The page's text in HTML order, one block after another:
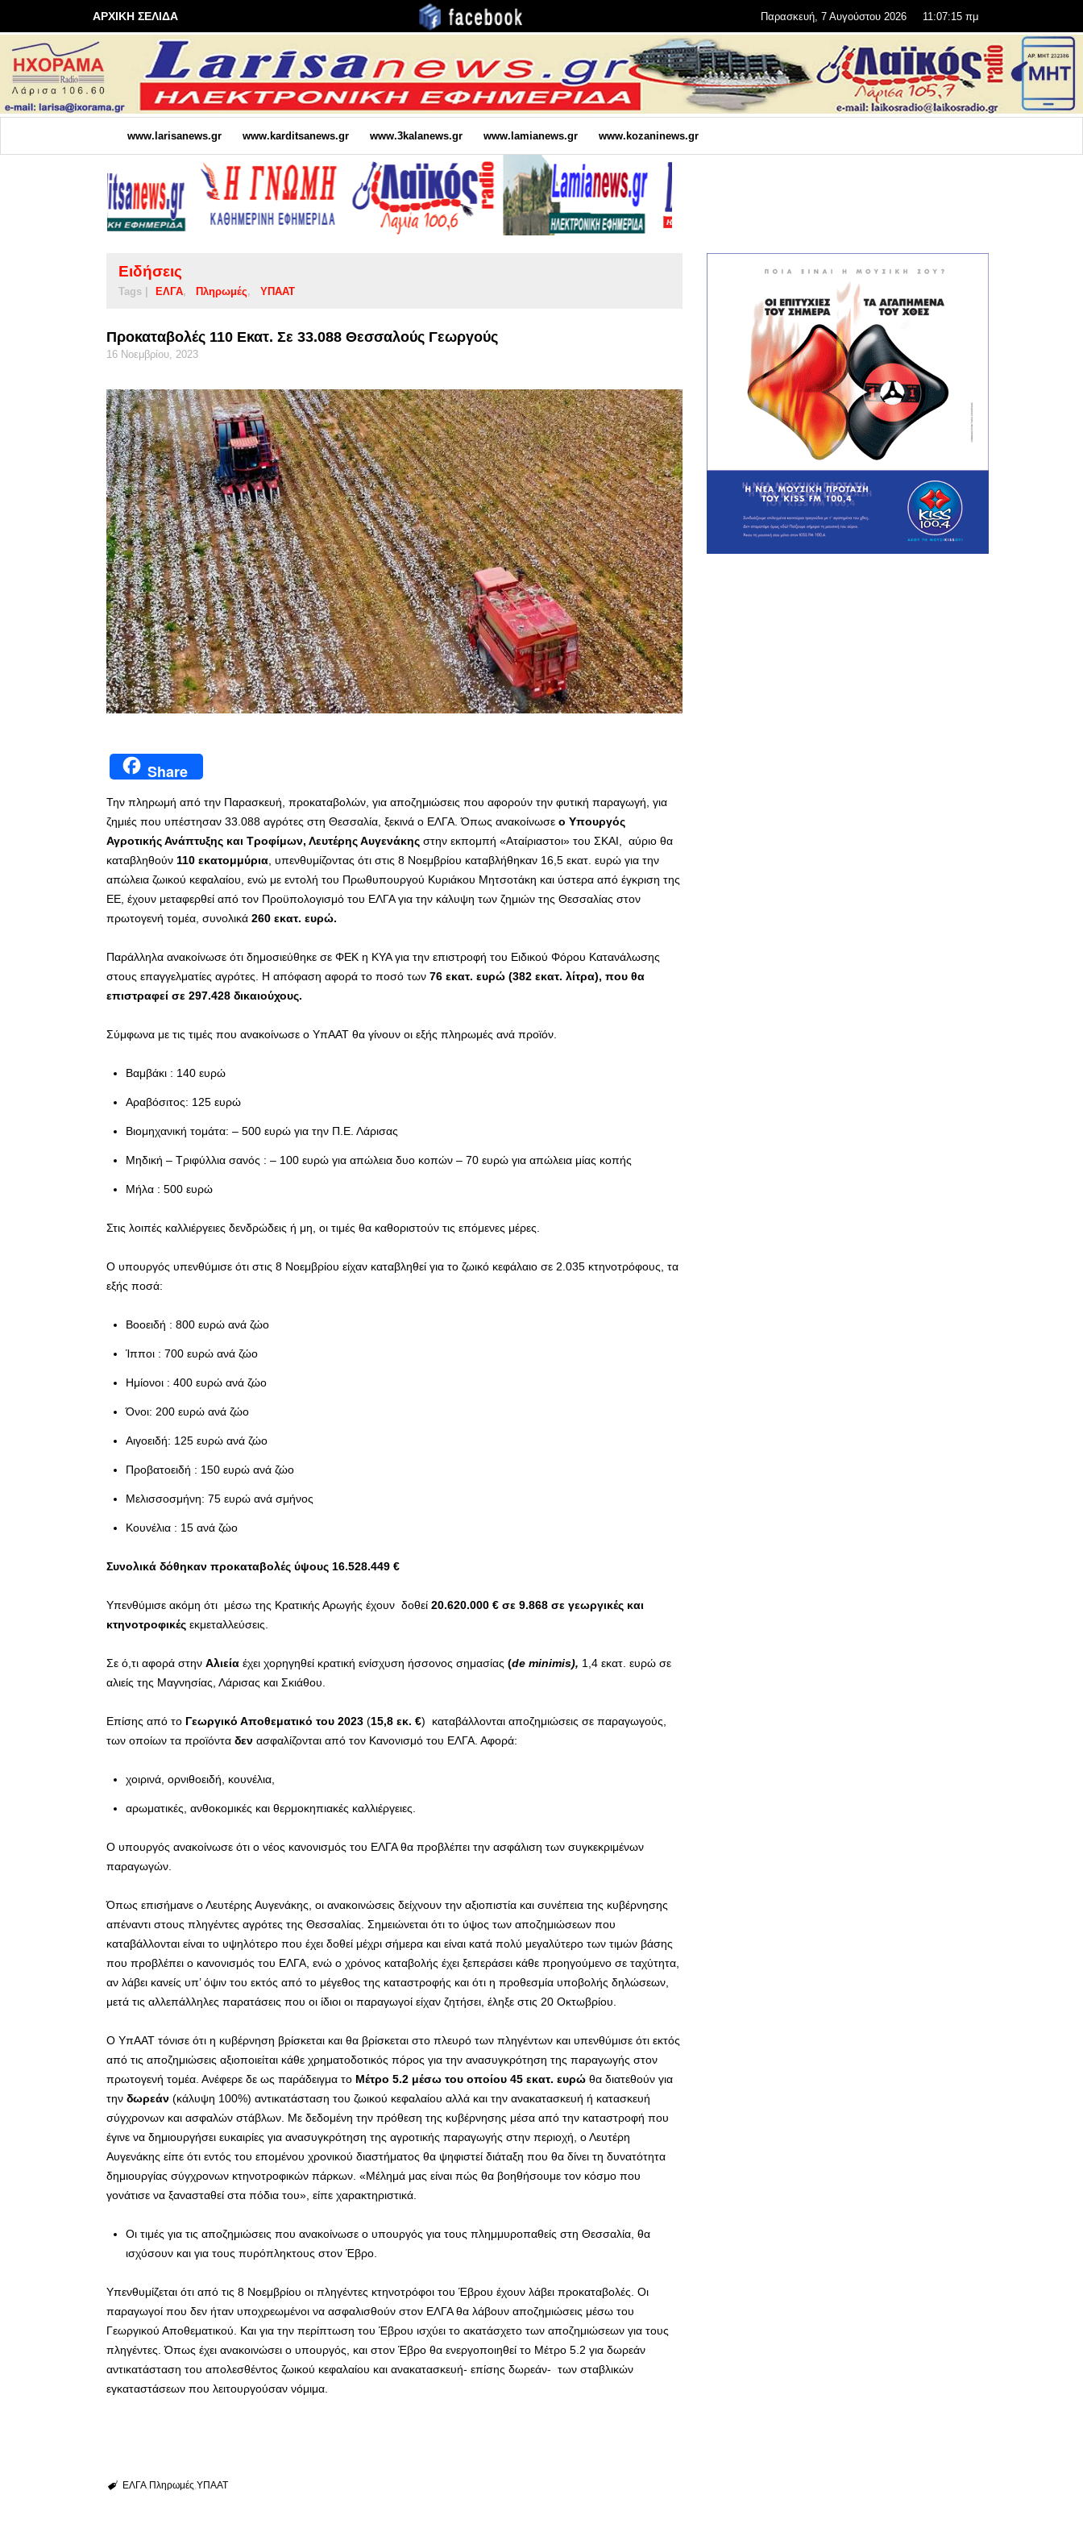
ΑΡΧΙΚΗ ΣΕΛΙΔΑ Παρασκευή, 7 Αυγούστου 2026 11:07:16 πμ
www.larisanews.gr www.karditsanews.gr www.3kalanews.gr www.lamianews.gr www.kozaninews.gr
Ειδήσεις
Tags | ΕΛΓΑ Πληρωμές ΥΠΑΑΤ
Προκαταβολές 110 Εκατ. Σε 33.088 Θεσσαλούς Γεωργούς
16 Νοεμβρίου, 2023
Share
Την πληρωμή από την Παρασκευή, προκαταβολών, για αποζημιώσεις που αφορούν την φυτική παραγωγή, για
ζημιές που υπέστησαν 33.088 αγρότες στη Θεσσαλία, ξεκινά ο ΕΛΓΑ. Όπως ανακοίνωσε ο Υπουργός
Αγροτικής Ανάπτυξης και Τροφίμων, Λευτέρης Αυγενάκης στην εκπομπή «Αταίριαστοι» του ΣΚΑΙ, αύριο θα
καταβληθούν 110 εκατομμύρια , υπενθυμίζοντας ότι στις 8 Νοεμβρίου καταβλήθηκαν 16,5 εκατ. ευρώ για την
απώλεια ζωικού κεφαλαίου, ενώ με εντολή του Πρωθυπουργού Κυριάκου Μητσοτάκη και ύστερα από έγκριση της
ΕΕ, έχουν μεταφερθεί από τον Προϋπολογισμό του ΕΛΓΑ για την κάλυψη των ζημιών της Θεσσαλίας στον
πρωτογενή τομέα, συνολικά 260 εκατ. ευρώ.
Παράλληλα ανακοίνωσε ότι δημοσιεύθηκε σε ΦΕΚ η ΚΥΑ για την επιστροφή του Ειδικού Φόρου Κατανάλωσης
στους επαγγελματίες αγρότες. Η απόφαση αφορά το ποσό των 76 εκατ. ευρώ (382 εκατ. λίτρα), που θα
επιστραφεί σε 297.428 δικαιούχους.
Σύμφωνα με τις τιμές που ανακοίνωσε ο ΥπΑΑΤ θα γίνουν οι εξής πληρωμές ανά προϊόν.
Βαμβάκι : 140 ευρώ
Αραβόσιτος: 125 ευρώ
Βιομηχανική τομάτα: – 500 ευρώ για την Π.Ε. Λάρισας
Μηδική – Τριφύλλια σανός : – 100 ευρώ για απώλεια δυο κοπών – 70 ευρώ για απώλεια μίας κοπής
Μήλα : 500 ευρώ
Στις λοιπές καλλιέργειες δενδρώδεις ή μη, οι τιμές θα καθοριστούν τις επόμενες μέρες.
Ο υπουργός υπενθύμισε ότι στις 8 Νοεμβρίου είχαν καταβληθεί για το ζωικό κεφάλαιο σε 2.035 κτηνοτρόφους, τα
εξής ποσά:
Βοοειδή : 800 ευρώ ανά ζώο
Ίπποι : 700 ευρώ ανά ζώο
Ημίονοι : 400 ευρώ ανά ζώο
Όνοι: 200 ευρώ ανά ζώο
Αιγοειδή: 125 ευρώ ανά ζώο
Προβατοειδή : 150 ευρώ ανά ζώο
Μελισσοσμήνη: 75 ευρώ ανά σμήνος
Κουνέλια : 15 ανά ζώο
Συνολικά δόθηκαν προκαταβολές ύψους 16.528.449 €
Υπενθύμισε ακόμη ότι μέσω της Κρατικής Αρωγής έχουν δοθεί 20.620.000 € σε 9.868 σε γεωργικές και
κτηνοτροφικές εκμεταλλεύσεις.
Σε ό,τι αφορά στην Αλιεία έχει χορηγηθεί κρατική ενίσχυση ήσσονος σημασίας (de minimis), 1,4 εκατ. ευρώ σε
αλιείς της Μαγνησίας, Λάρισας και Σκιάθου.
Επίσης από το Γεωργικό Αποθεματικό του 2023 (15,8 εκ. €) καταβάλλονται αποζημιώσεις σε παραγωγούς,
των οποίων τα προϊόντα δεν ασφαλίζονται από τον Κανονισμό του ΕΛΓΑ. Αφορά:
χοιρινά, ορνιθοειδή, κουνέλια,
αρωματικές, ανθοκομικές και θερμοκηπιακές καλλιέργειες.
Ο υπουργός ανακοίνωσε ότι ο νέος κανονισμός του ΕΛΓΑ θα προβλέπει την ασφάλιση των συγκεκριμένων
παραγωγών.
Όπως επισήμανε ο Λευτέρης Αυγενάκης, οι ανακοινώσεις δείχνουν την αξιοπιστία και συνέπεια της κυβέρνησης
απέναντι στους πληγέντες αγρότες της Θεσσαλίας. Σημειώνεται ότι το ύψος των αποζημιώσεων που
καταβάλλονται είναι το υψηλότερο που έχει δοθεί μέχρι σήμερα και είναι κατά πολύ μεγαλύτερο των τιμών βάσης
που προβλέπει ο κανονισμός του ΕΛΓΑ, ενώ ο χρόνος καταβολής έχει ξεπεράσει κάθε προηγούμενο σε ταχύτητα,
αν λάβει κανείς υπ’ όψιν του εκτός από το μέγεθος της καταστροφής και ότι η προθεσμία υποβολής δηλώσεων,
μετά τις αλλεπάλληλες παρατάσεις που οι ίδιοι οι παραγωγοί είχαν ζητήσει, έληξε στις 20 Οκτωβρίου.
Ο ΥπΑΑΤ τόνισε ότι η κυβέρνηση βρίσκεται και θα βρίσκεται στο πλευρό των πληγέντων και υπενθύμισε ότι εκτός
από τις αποζημιώσεις αξιοποιείται κάθε χρηματοδοτικός πόρος για την ανασυγκρότηση της παραγωγής στον
πρωτογενή τομέα. Ανέφερε δε ως παράδειγμα το Μέτρο 5.2 μέσω του οποίου 45 εκατ. ευρώ θα διατεθούν για
την δωρεάν (κάλυψη 100%) αντικατάσταση του ζωικού κεφαλαίου αλλά και την ανακατασκευή ή κατασκευή
σύγχρονων και ασφαλών στάβλων. Με δεδομένη την πρόθεση της κυβέρνησης μέσα από την καταστροφή που
έγινε να δημιουργήσει ευκαιρίες για ανασυγκρότηση της αγροτικής παραγωγής στην περιοχή, ο Λευτέρη
Αυγενάκης είπε ότι εντός του επομένου χρονικού διαστήματος θα ψηφιστεί διάταξη που θα δίνει τη δυνατότητα
δημιουργίας σύγχρονων κτηνοτροφικών πάρκων. «Μέλημά μας είναι πώς θα βοηθήσουμε τον κόσμο που
γονάτισε να ξανασταθεί στα πόδια του», είπε χαρακτηριστικά.
Οι τιμές για τις αποζημιώσεις που ανακοίνωσε ο υπουργός για τους πλημμυροπαθείς στη Θεσσαλία, θα
ισχύσουν και για τους πυρόπληκτους στον Έβρο.
Υπενθυμίζεται ότι από τις 8 Νοεμβρίου οι πληγέντες κτηνοτρόφοι του Έβρου έχουν λάβει προκαταβολές. Οι
παραγωγοί που δεν ήταν υποχρεωμένοι να ασφαλισθούν στον ΕΛΓΑ θα λάβουν αποζημιώσεις μέσω του
Γεωργικού Αποθεματικού. Και για την περίπτωση του Έβρου ισχύει το ακατάσχετο των αποζημιώσεων για τους
πληγέντες. Όπως έχει ανακοινώσει ο υπουργός, και στον Έβρο θα ενεργοποιηθεί το Μέτρο 5.2 για δωρεάν
αντικατάσταση του απολεσθέντος ζωικού κεφαλαίου και ανακατασκευή- επίσης δωρεάν- των σταβλικών
εγκαταστάσεων που λειτουργούσαν νόμιμα.
ΕΛΓΑ Πληρωμές ΥΠΑΑΤ